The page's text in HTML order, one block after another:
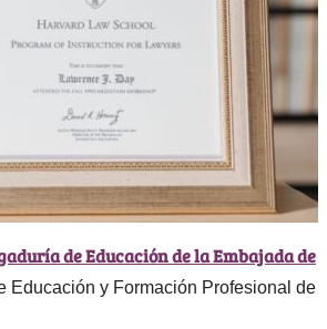
de Educación de la Embajada de
Educación y Formación Profesional de